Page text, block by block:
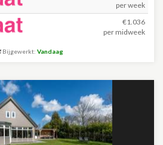
per week
€1.036
per midweek
Bijgewerkt: Vandaag